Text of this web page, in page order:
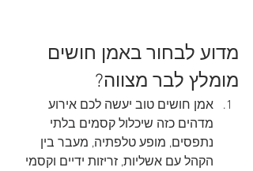
מדוע לבחור באמן חושים
מומלץ לבר מצווה?
אמן חושים טוב יעשה לכם אירוע
מדהים כזה שיכלול קסמים בלתי
נתפסים, מופע טלפתיה, מעבר בין
הקהל עם אשליות, זריזות ידיים וקסמי